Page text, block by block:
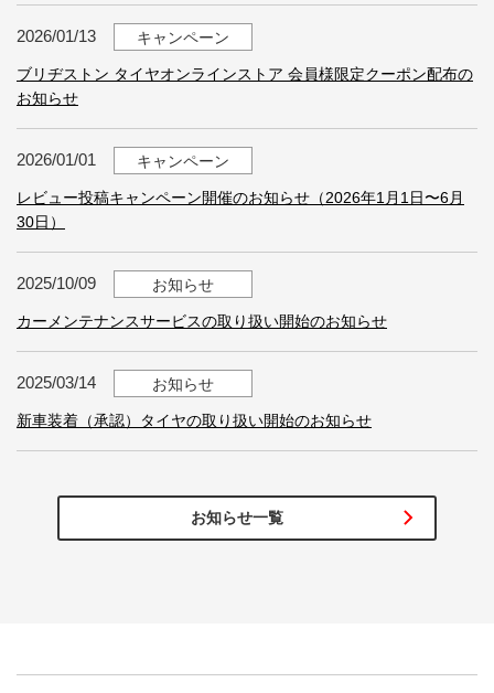
2026/01/13 キャンペーン
ブリヂストン タイヤオンラインストア 会員様限定クーポン配布の
お知らせ
2026/01/01 キャンペーン
レビュー投稿キャンペーン開催のお知らせ（2026年1月1日〜6月
30日）
2025/10/09 お知らせ
カーメンテナンスサービスの取り扱い開始のお知らせ
2025/03/14 お知らせ
新車装着（承認）タイヤの取り扱い開始のお知らせ
お知らせ一覧